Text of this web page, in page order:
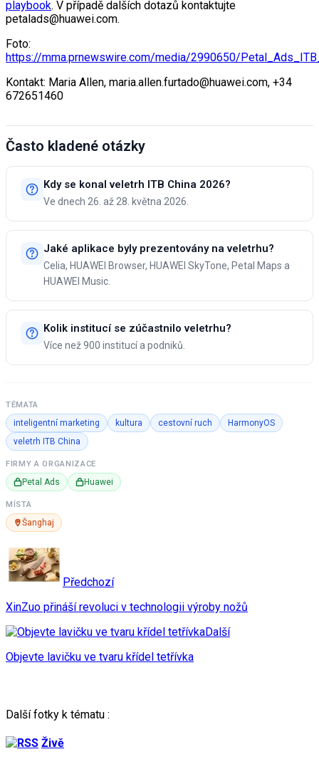
playbook. V případě dalších dotazů kontaktujte
petalads@huawei.com.
Foto:
https://mma.prnewswire.com/media/2990650/
Kontakt: Maria Allen, maria.allen.furtado@huawei.com, +34
672651460
Často kladené otázky
Kdy se konal veletrh ITB China 2026?
Ve dnech 26. až 28. května 2026.
Jaké aplikace byly prezentovány na veletrhu?
Celia, HUAWEI Browser, HUAWEI SkyTone, Petal Maps a
HUAWEI Music.
Kolik institucí se zúčastnilo veletrhu?
Více než 900 institucí a podniků.
TÉMATA
inteligentní marketing kultura cestovní ruch
HarmonyOS
veletrh ITB China
FIRMY A ORGANIZACE
Petal Ads Huawei
MÍSTA
Šanghaj
Předchozí
XinZuo přináší revoluci v technologii výroby nožů
Další
Objevte lavičku ve tvaru křídel tetřívka
Další fotky k tématu :
Živě